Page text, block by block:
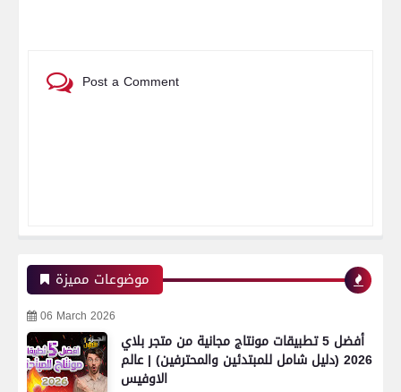
Post a Comment
موضوعات مميزة
06 March 2026
أفضل 5 تطبيقات مونتاج مجانية من متجر بلاي
2026 (دليل شامل للمبتدئين والمحترفين) | عالم
الاوفيس